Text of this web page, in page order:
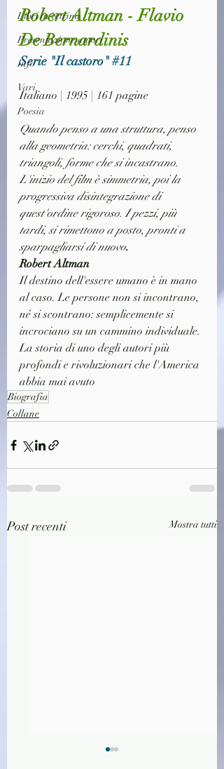
Libri in vetrina
Presentazione autori
Info
Vari
Poesia
Robert Altman - Flavio
De Bernardinis
Serie "Il castoro" #11
Italiano | 1995 | 161 pagine
Quando penso a una struttura, penso
alla geometria: cerchi, quadrati,
triangoli, forme che si incastrano.
L'inizio del film è simmetria, poi la
progressiva disintegrazione di
quest'ordine rigoroso. I pezzi, più
tardi, si rimettono a posto, pronti a
sparpagliarsi di nuovo.
Robert Altman
Il destino dell'essere umano è in mano
al caso. Le persone non si incontrano,
né si scontrano: semplicemente si
incrociano su un cammino individuale.
La storia di uno degli autori più
profondi e rivoluzionari che l'America
abbia mai avuto
Biografia
Collane
Post recenti Mostra tutti